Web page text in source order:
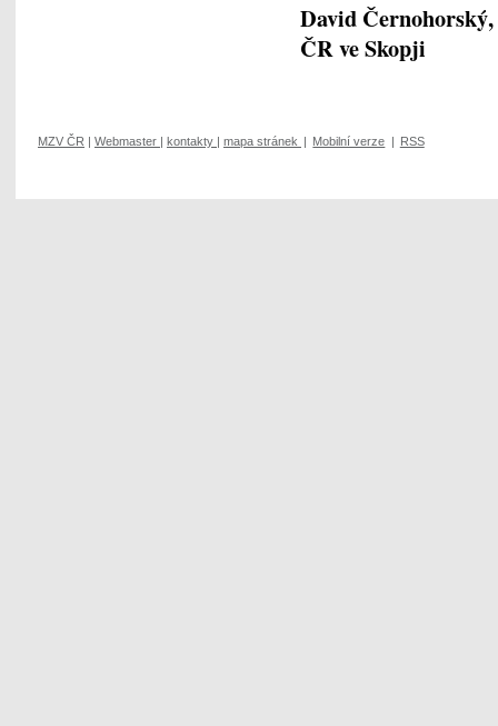
David
ČR ve Skopji
MZV ČR | Webmaster | kontakty | mapa stránek | Mobilní verze | RSS